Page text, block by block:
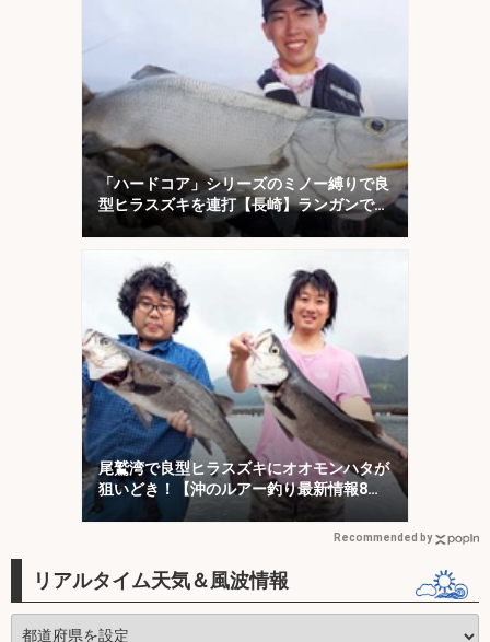
「ハードコア」シリーズのミノー縛りで良
型ヒラスズキを連打【長崎】ランガンでサ
ラシを攻略！
尾鷲湾で良型ヒラスズキにオオモンハタが
狙いどき！【沖のルアー釣り最新情報8
Recommended by
リアルタイム天気＆風波情報